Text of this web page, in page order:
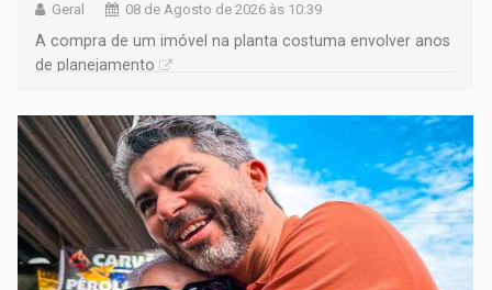
Geral 08 de Agosto de 2026 às 10:39
A compra de um imóvel na planta costuma envolver anos
de planejamento